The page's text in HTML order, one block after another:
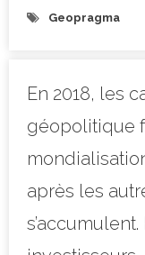
Geopragma
En 2018, les
géopolitique
après les